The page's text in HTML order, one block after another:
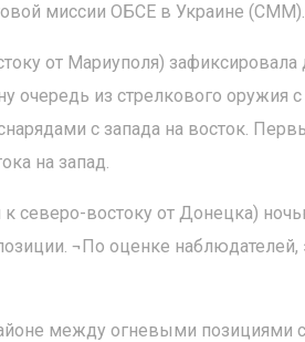
миссии ОБСЕ в Украине (СММ).
от Мариуполя) зафиксировала
из стрелкового оружия с
с запада на восток.
на запад.
к северо-востоку от Донецка)
¬По оценке наблюдателей,
между огневыми позициями